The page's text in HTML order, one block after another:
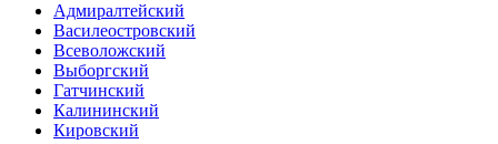
Адмиралтейский
Василеостровский
Всеволожский
Выборгский
Гатчинский
Калининский
Кировский